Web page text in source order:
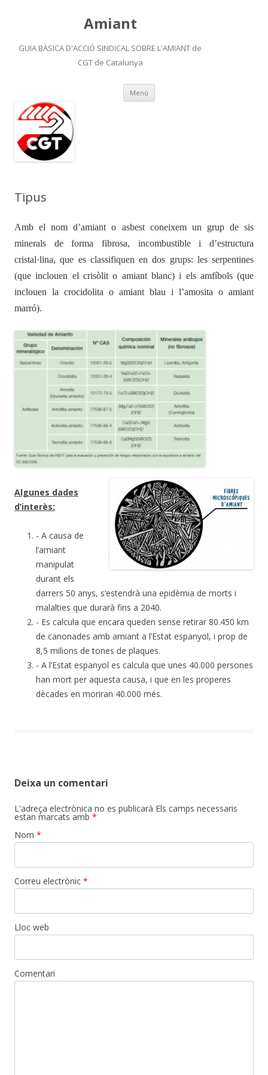
Amiant
GUIA BÀSICA D'ACCIÓ SINDICAL SOBRE L'AMIANT de
CGT de Catalunya
Menú Vés
contingut
Tipus
Amb el nom d’amiant o asbest coneixem un grup desis
minerals de forma fibrosa, incombustible i d’estructura
cristal·lina, que es classifiquen en dos grups: les serpentines
(que inclouen el crisòlit o amiant blanc) i els amfíbols (que
inclouen la crocidolita o amiant blau i l’amosita o amiant
marró).
Algunes dades
d’interès:
- A causa de
l’amiant
manipulat
durant els
darrers 50 anys, s’estendrà una epidèmia de morts i
malalties que durarà fins a 2040.
- Es calcula que encara queden sense retirar 80.450 km
de canonades amb amiant a l’Estat espanyol, i prop de
8,5 milions de tones de plaques.
- A l’Estat espanyol es calcula que unes 40.000 persones
han mort per aquesta causa, i que en les properes
dècades en moriran 40.000 més.
Deixa un comentari
L'adreça electrònica no es publicarà Els camps necessaris
estan marcats amb *
Nom *
Correu electrònic *
Lloc web
Comentari